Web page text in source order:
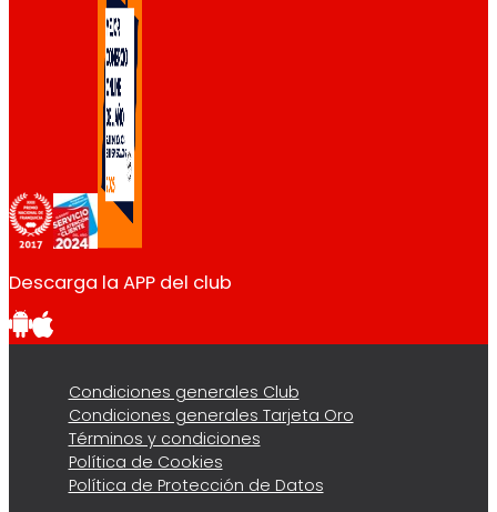
Descarga la APP del club
Condiciones generales Club
Condiciones generales Tarjeta Oro
Términos y condiciones
Política de Cookies
Política de Protección de Datos